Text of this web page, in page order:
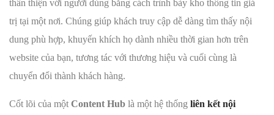
thân thiện với người dùng bằng cách trình bày kho thông tin giá
trị tại một nơi. Chúng giúp khách truy cập dễ dàng tìm thấy nội
dung phù hợp, khuyến khích họ dành nhiều thời gian hơn trên
website của bạn, tương tác với thương hiệu và cuối cùng là
chuyển đổi thành khách hàng.
Cốt lõi của một Content Hub là một hệ thống liên kết nội